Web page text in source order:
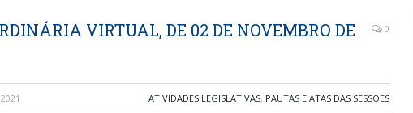
VIRTUAL, DE 02 DE NOVEMBRO DE
0
ATIVIDADES LEGISLATIVAS, PAUTAS E ATAS DAS SESSÕES